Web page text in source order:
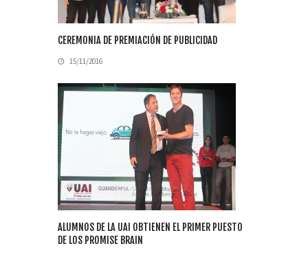
CEREMONIA DE PREMIACIÓN DE PUBLICIDAD
15/11/2016
ALUMNOS DE LA UAI OBTIENEN EL PRIMER PUESTO
DE LOS PROMISE BRAIN